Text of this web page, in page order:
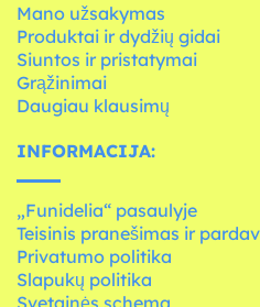
Mano užsakymas
Produktai ir dydžių gidai
Siuntos ir pristatymai
Grąžinimai
Daugiau klausimų
INFORMACIJA:
„Funidelia“ pasaulyje
Teisinis pranešimas ir
Privatumo politika
Slapukų politika
Svetainės schema